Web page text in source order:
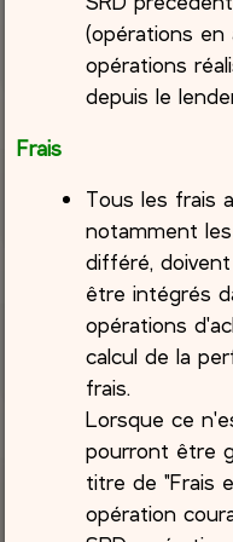
(opérations
opérations
depuis le
Frais
Tous les frais
notamment
différé,
être intégrés
opérations
calcul de la
frais.
Lorsque ce
pourront être
titre de "Frais
opération